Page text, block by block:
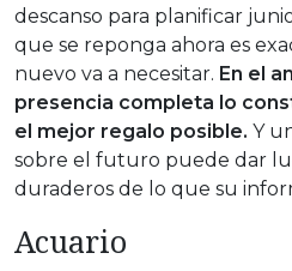
descanso para planificar
que se reponga ahora es
nuevo va a necesitar. En el
presencia completa lo
el mejor regalo posible. Y
sobre el futuro puede dar
duraderos de lo que su
Acuario